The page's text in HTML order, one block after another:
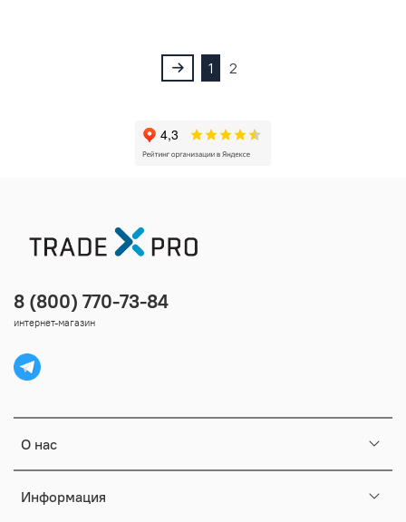
1 2
О нас
Информация
8 (800) 770-73-84
интернет-магазин